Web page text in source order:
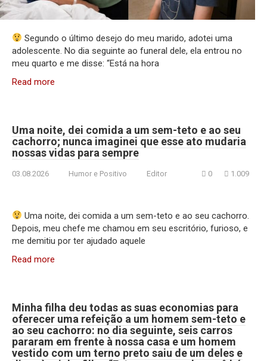
Segundo o último desejo do meu marido, adotei uma
adolescente. No dia seguinte ao funeral dele, ela entrou no
meu quarto e me disse: “Está na hora
Read more
Uma noite, dei comida a um sem-teto e ao seu
cachorro; nunca imaginei que esse ato mudaria
nossas vidas para sempre
03.08.2026 Humor e Positivo Editor 0 1.009
Uma noite, dei comida a um sem-teto e ao seu cachorro.
Depois, meu chefe me chamou em seu escritório, furioso, e
me demitiu por ter ajudado aquele
Read more
Minha filha deu todas as suas economias para
oferecer uma refeição a um homem sem-teto e
ao seu cachorro: no dia seguinte, seis carros
pararam em frente à nossa casa e um homem
vestido com um terno preto saiu de um deles e